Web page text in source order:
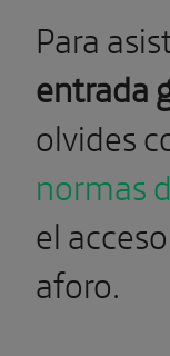
Para
entrada
olvides
normas
el
aforo.